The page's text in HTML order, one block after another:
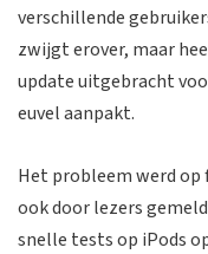
verschillende
zwijgt erover, maar
update uitgebracht
euvel aanpakt.
Het probleem werd op
ook door lezers
snelle tests op iPods